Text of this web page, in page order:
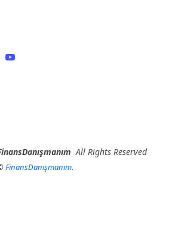
All Rights Reserved
FinansDanışmanım.